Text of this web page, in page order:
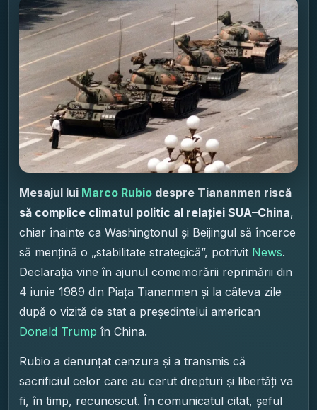
Mesajul lui Marco Rubio despre Tiananmen riscă
să complice climatul politic al relației SUA–China,
chiar înainte ca Washingtonul și Beijingul să încerce
să mențină o „stabilitate strategică”, potrivit News.
Declarația vine în ajunul comemorării reprimării din
4 iunie 1989 din Piața Tiananmen și la câteva zile
după o vizită de stat a președintelui american
Donald Trump în China.
Rubio a denunțat cenzura și a transmis că
sacrificiul celor care au cerut drepturi și libertăți va
fi, în timp, recunoscut. În comunicatul citat, șeful